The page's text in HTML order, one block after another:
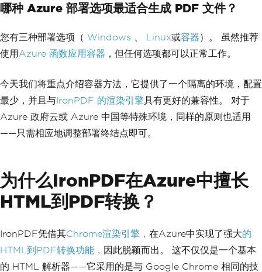
哪种 Azure 部署选项最适合生成 PDF 文件？
您有三种部署选项（ Windows Linux或容器）。 虽然推荐
使用 Azure 函数应用容器 ，但任何选项都可以正常工作。
今天我们将重点介绍容器方法，它提供了一个隔离的环境，配置
最少，并且与IronPDF 的渲染引擎具有更好的兼容性。 对于
Azure 政府云或 Azure 中国等特殊环境，同样的原则也适用
——只需相应地调整部署终结点即可。
为什么IronPDF在Azure中擅长
HTML到PDF转换？
IronPDF凭借其Chrome渲染引擎， 在Azure中实现了强大的
HTML到PDF转换功能， 因此脱颖而出。 这不仅仅是一个基本
的 HTML 解析器——它采用的是与 Google Chrome 相同的技